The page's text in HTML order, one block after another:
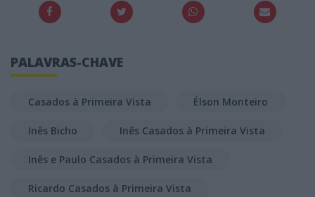
PALAVRAS-CHAVE
Casados à Primeira Vista Élson Monteiro
Inês Bicho Inês Casados à Primeira Vista
Inês e Paulo Casados à Primeira Vista
Ricardo Casados à Primeira Vista